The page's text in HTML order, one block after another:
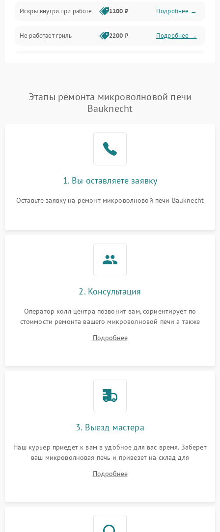
Программное обеспечение
Искры внутри при работе 1100 ₽ Подробнее →
Не работает гриль 2200 ₽ Подробнее →
Появление запаха гари Подробнее →
2400 ₽ Подробнее →
Не горит подсветка 2000 ₽
Этапы ремонта микроволновой печи
Bauknecht
1. Вы оставляете заявку
Оставьте заявку на ремонт микроволновой печи Bauknecht
2. Консультация
Оператор колл центра позвонит вам, сориентирует по
стоимости ремонта вашего микроволновой печи а также
Подробнее
3. Выезд мастера
Наш курьер приедет к вам в удобное для вас время. Заберет
ваш микроволновая печь и привезет на склад для
Подробнее